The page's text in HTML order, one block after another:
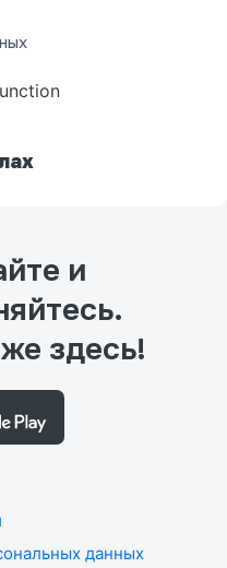
и
здесь!
данных